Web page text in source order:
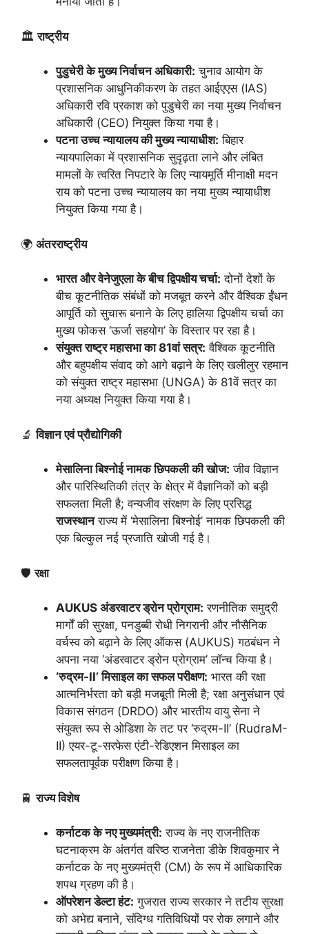
🏛️राष्ट्रीय
पुडुचेरी के मुख्य निर्वाचन अधिकारी: चुनाव आयोग के
प्रशासनिक आधुनिकीकरण के तहत आईएएस (IAS)
अधिकारी रवि प्रकाश को पुडुचेरी का नया मुख्य निर्वाचन
अधिकारी (CEO) नियुक्त किया गया है।
पटना उच्च न्यायालय की मुख्य न्यायाधीश: बिहार
न्यायपालिका में प्रशासनिक सुदृढ़ता लाने और लंबित
मामलों के त्वरित निपटारे के लिए न्यायमूर्ति मीनाक्षी मदन
राय को पटना उच्च न्यायालय का नया मुख्य न्यायाधीश
नियुक्त किया गया है।
🌍 अंतरराष्ट्रीय
भारत और वेनेजुएला के बीच द्विपक्षीय चर्चा: दोनों देशों के
बीच कूटनीतिक संबंधों को मजबूत करने और वैश्विक ईंधन
आपूर्ति को सुचारू बनाने के लिए हालिया द्विपक्षीय चर्चा का
मुख्य फोकस ‘ऊर्जा सहयोग’ के विस्तार पर रहा है।
संयुक्त राष्ट्र महासभा का 81वां सत्र: वैश्विक कूटनीति
और बहुपक्षीय संवाद को आगे बढ़ाने के लिए खलीलुर रहमान
को संयुक्त राष्ट्र महासभा (UNGA) के 81वें सत्र का
नया अध्यक्ष नियुक्त किया गया है।
🔬विज्ञान एवं प्रौद्योगिकी
मेसालिना बिश्नोई नामक छिपकली की खोज: जीव विज्ञान
और पारिस्थितिकी तंत्र के क्षेत्र में वैज्ञानिकों को बड़ी
सफलता मिली है; वन्यजीव संरक्षण के लिए प्रसिद्ध
राजस्थानराज्य में ‘मेसालिना बिश्नोई’ नामक छिपकली की
एक बिल्कुल नई प्रजाति खोजी गई है।
🛡️रक्षा
AUKUS अंडरवाटर ड्रोन प्रोग्राम: रणनीतिक समुद्री
मार्गों की सुरक्षा, पनडुब्बी रोधी निगरानी और नौसैनिक
वर्चस्व को बढ़ाने के लिए ऑकस (AUKUS) गठबंधन ने
अपना नया ‘अंडरवाटर ड्रोन प्रोग्राम’ लॉन्च किया है।
‘रुद्रम-II’ मिसाइल का सफल परीक्षण: भारत की रक्षा
आत्मनिर्भरता को बड़ी मजबूती मिली है; रक्षा अनुसंधान एवं
विकास संगठन (DRDO) और भारतीय वायु सेना ने
संयुक्त रूप से ओडिशा के तट पर ‘रुद्रम-II’ (RudraM-
II) एयर-टू-सरफेस एंटी-रेडिएशन मिसाइल का
सफलतापूर्वक परीक्षण किया है।
🚆राज्य विशेष
कर्नाटक के नए मुख्यमंत्री: राज्य के नए राजनीतिक
घटनाक्रम के अंतर्गत वरिष्ठ राजनेता डीके शिवकुमार ने
कर्नाटक के नए मुख्यमंत्री (CM) के रूप में आधिकारिक
शपथ ग्रहण की है।
ऑपरेशन डेल्टा हंट: गुजरात राज्य सरकार ने तटीय सुरक्षा
को अभेद्य बनाने, संदिग्ध गतिविधियों पर रोक लगाने और